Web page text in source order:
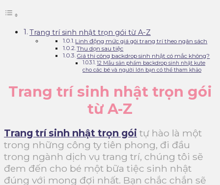
Trang trí sinh nhật trọn gói từ A-Z
Linh động mức giá gói trang trí theo ngân sách
Thu dọn sau tiệc
Giá thi công backdrop sinh nhật có mắc không?
12 Mẫu sản phẩm backdrop sinh nhật kute
cho các bé và người lớn bạn có thể tham khảo
Trang trí sinh nhật trọn gói
từ A-Z
Trang trí sinh nhật trọn gói tự hào là một
trong những công ty tiên phong, đi đầu
trong ngành dịch vụ trang trí, chúng tôi sẽ
đem đến cho bé một bữa tiệc sinh nhật
đúng với mong đợi nhất. Bạn chắc chắn sẽ